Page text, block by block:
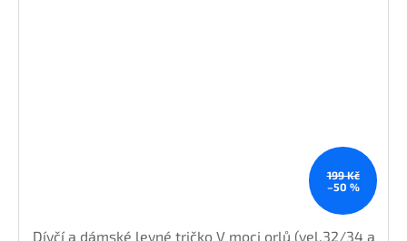
199 Kč
–50 %
Dívčí a dámské levné tričko V moci orlů (vel.32/34 a